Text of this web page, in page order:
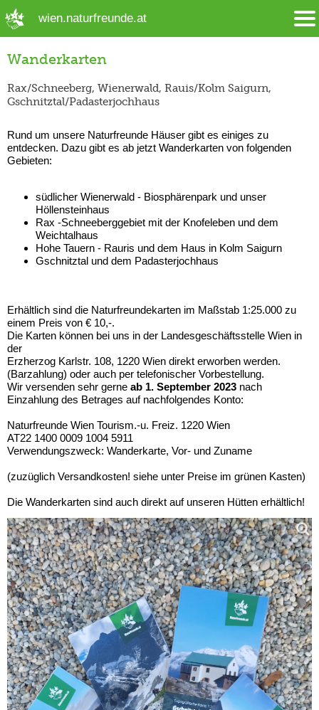
wien.naturfreunde.at
Wanderkarten
Rax/Schneeberg, Wienerwald, Rauis/Kolm Saigurn,
Gschnitztal/Padasterjochhaus
Rund um unsere Naturfreunde Häuser gibt es einiges zu
entdecken. Dazu gibt es ab jetzt Wanderkarten von folgenden
Gebieten:
südlicher Wienerwald - Biosphärenpark und unser
Höllensteinhaus
Rax -Schneeberggebiet mit der Knofeleben und dem
Weichtalhaus
Hohe Tauern - Rauris und dem Haus in Kolm Saigurn
Gschnitztal und dem Padasterjochhaus
Erhältlich sind die Naturfreundekarten im Maßstab 1:25.000 zu
einem Preis von € 10,-.
Die Karten können bei uns in der Landesgeschäftsstelle Wien in
der
Erzherzog Karlstr. 108, 1220 Wien direkt erworben werden.
(Barzahlung) oder auch per telefonischer Vorbestellung.
Wir versenden sehr gerne ab 1. September 2023 nach
Einzahlung des Betrages auf nachfolgendes Konto:
Naturfreunde Wien Tourism.-u. Freiz. 1220 Wien
AT22 1400 0009 1004 5911
Verwendungszweck: Wanderkarte, Vor- und Zuname
(zuzüglich Versandkosten! siehe unter Preise im grünen Kasten)
Die Wanderkarten sind auch direkt auf unseren Hütten erhältlich!